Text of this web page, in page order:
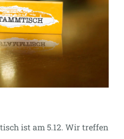
ist am 5.12. Wir treffen